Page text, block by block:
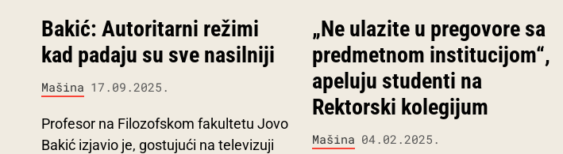
Bakić: Autoritarni režimi
kad padaju su sve nasilniji
Mašina 17.09.2025.
Profesor na Filozofskom fakultetu Jovo
Bakić izjavio je, gostujući na televizuji
„Ne ulazite u pregovore sa
predmetnom institucijom“,
apeluju studenti na
Rektorski kolegijum
Mašina 04.02.2025.